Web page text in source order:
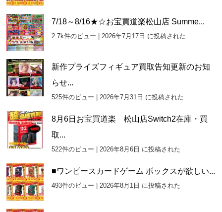
7/18～8/16★☆お宝買道楽松山店 Summe...
2.7k件のビュー 2026年7月17日 に投稿された
新作プライズフィギュア買取告知更新のお知
らせ...
525件のビュー 2026年7月31日 に投稿された
8月6日お宝買道楽 松山店Switch2在庫・買
取...
522件のビュー 2026年8月6日 に投稿された
■ワンピースカードゲーム ボックスが欲しい...
493件のビュー 2026年8月1日 に投稿された